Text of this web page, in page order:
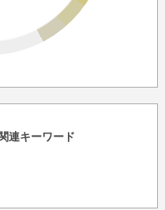
連キーワード